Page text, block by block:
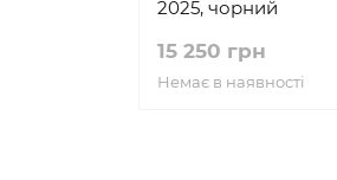
2025, чорний
15 250 грн
Немає в наявності